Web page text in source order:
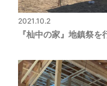
2021.10.2
『杣中の家』地鎮祭を